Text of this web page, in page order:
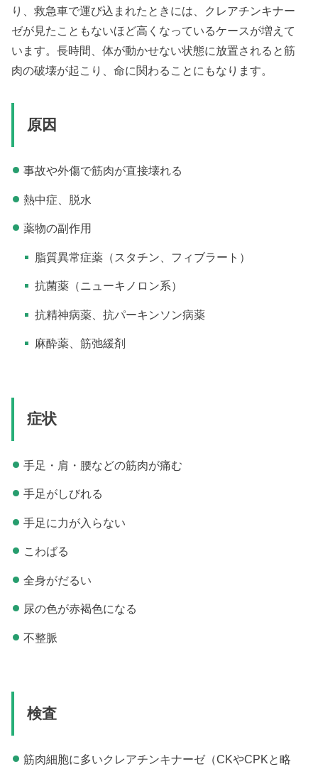
り、救急車で運び込まれたときには、クレアチンキナー
ゼが見たこともないほど高くなっているケースが増えて
います。長時間、体が動かせない状態に放置されると筋
肉の破壊が起こり、命に関わることにもなります。
原因
事故や外傷で筋肉が直接壊れる
熱中症、脱水
薬物の副作用
脂質異常症薬（スタチン、フィブラート）
抗菌薬（ニューキノロン系）
抗精神病薬、抗パーキンソン病薬
麻酔薬、筋弛緩剤
症状
手足・肩・腰などの筋肉が痛む
手足がしびれる
手足に力が入らない
こわばる
全身がだるい
尿の色が赤褐色になる
不整脈
検査
筋肉細胞に多いクレアチンキナーゼ（CKやCPKと略